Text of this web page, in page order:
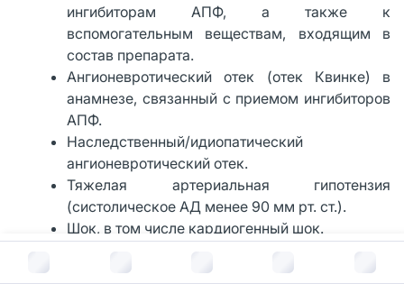
ингибиторам АПФ, а также к
вспомогательным веществам, входящим в
состав препарата.
Ангионевротический отек (отек Квинке) в
анамнезе, связанный с приемом ингибиторов
АПФ.
Наследственный/идиопатический
ангионевротический отек.
Тяжелая артериальная гипотензия
(систолическое АД менее 90 мм рт. ст.).
Шок, в том числе кардиогенный шок.
желудочка (например, клинически значимый